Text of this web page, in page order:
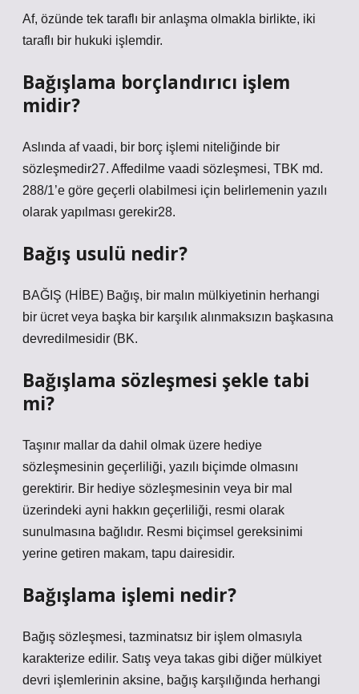
Af, özünde tek taraflı bir anlaşma olmakla birlikte, iki
taraflı bir hukuki işlemdir.
Bağışlama borçlandırıcı işlem
midir?
Aslında af vaadi, bir borç işlemi niteliğinde bir
sözleşmedir27. Affedilme vaadi sözleşmesi, TBK md.
288/1’e göre geçerli olabilmesi için belirlemenin yazılı
olarak yapılması gerekir28.
Bağış usulü nedir?
BAĞIŞ (HİBE) Bağış, bir malın mülkiyetinin herhangi
bir ücret veya başka bir karşılık alınmaksızın başkasına
devredilmesidir (BK.
Bağışlama sözleşmesi şekle tabi
mi?
Taşınır mallar da dahil olmak üzere hediye
sözleşmesinin geçerliliği, yazılı biçimde olmasını
gerektirir. Bir hediye sözleşmesinin veya bir mal
üzerindeki ayni hakkın geçerliliği, resmi olarak
sunulmasına bağlıdır. Resmi biçimsel gereksinimi
yerine getiren makam, tapu dairesidir.
Bağışlama işlemi nedir?
Bağış sözleşmesi, tazminatsız bir işlem olmasıyla
karakterize edilir. Satış veya takas gibi diğer mülkiyet
devri işlemlerinin aksine, bağış karşılığında herhangi